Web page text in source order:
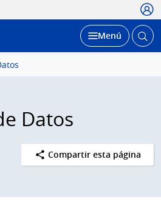
Desplegar
Menú Abrir
Datos
Compartir esta página